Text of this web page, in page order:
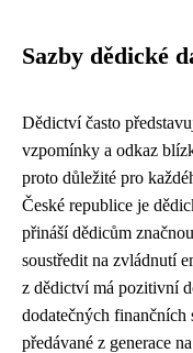
Sazby dědické
Dědictví často
vzpomínky a odkaz
proto důležité pro
České republice je
přináší dědicům
soustředit na zvládnutí
z dědictví má pozitivní
dodatečných finančních
předávané z generace